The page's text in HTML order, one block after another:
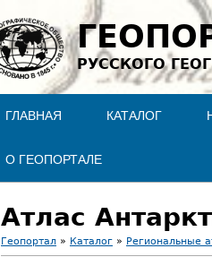
РУССКОГО
ГЛАВНАЯ КАТАЛОГ
О ГЕОПОРТАЛЕ
Атлас
Геопортал » Каталог » Региональные